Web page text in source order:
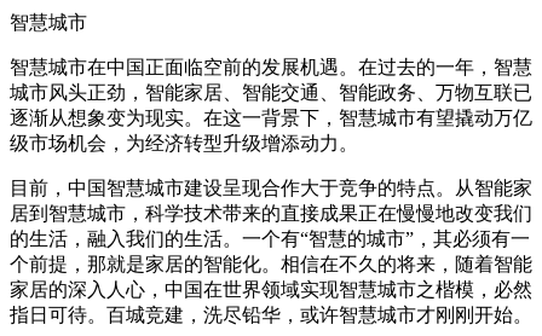
智慧城市
智慧城市在中国正面临空前的发展机遇。在过去的一年，智慧
城市风头正劲，智能家居、智能交通、智能政务、万物互联已
逐渐从想象变为现实。在这一背景下，智慧城市有望撬动万亿
级市场机会，为经济转型升级增添动力。
目前，中国智慧城市建设呈现合作大于竞争的特点。从智能家
居到智慧城市，科学技术带来的直接成果正在慢慢地改变我们
的生活，融入我们的生活。一个有“智慧的城市”，其必须有一
个前提，那就是家居的智能化。相信在不久的将来，随着智能
家居的深入人心，中国在世界领域实现智慧城市之楷模，必然
指日可待。百城竞建，洗尽铅华，或许智慧城市才刚刚开始。